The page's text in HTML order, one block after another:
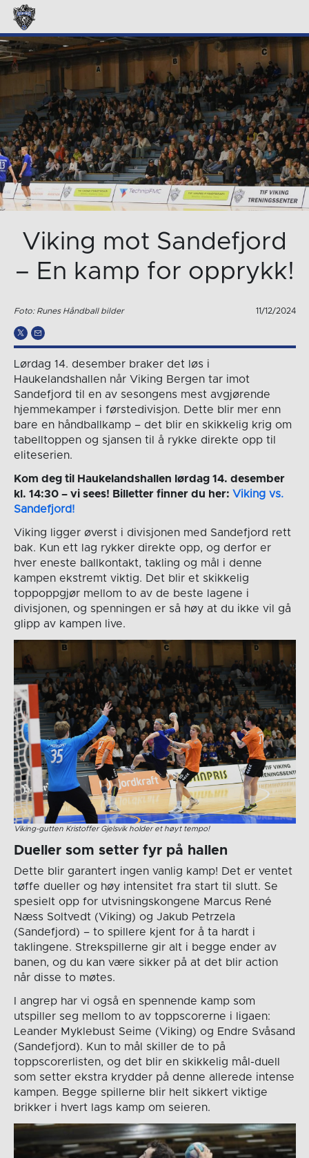
Viking mot Sandefjord
– En kamp for opprykk!
Foto: Runes Håndball bilder 11/12/2024
Lørdag 14. desember braker det løs i
Haukelandshallen når Viking Bergen tar imot
Sandefjord til en av sesongens mest avgjørende
hjemmekamper i førstedivisjon. Dette blir mer enn
bare en håndballkamp – det blir en skikkelig krig om
tabelltoppen og sjansen til å rykke direkte opp til
eliteserien.
Kom deg til Haukelandshallen lørdag 14. desember
kl. 14:30 – vi sees! Billetter finner du her: Viking vs.
Sandefjord!
Viking ligger øverst i divisjonen med Sandefjord rett
bak. Kun ett lag rykker direkte opp, og derfor er
hver eneste ballkontakt, takling og mål i denne
kampen ekstremt viktig. Det blir et skikkelig
toppoppgjør mellom to av de beste lagene i
divisjonen, og spenningen er så høy at du ikke vil gå
glipp av kampen live.
Viking-gutten Kristoffer Gjelsvik holder et høyt tempo!
Dueller som setter fyr på hallen
Dette blir garantert ingen vanlig kamp! Det er ventet
tøffe dueller og høy intensitet fra start til slutt. Se
spesielt opp for utvisningskongene Marcus René
Næss Soltvedt (Viking) og Jakub Petrzela
(Sandefjord) – to spillere kjent for å ta hardt i
taklingene. Strekspillerne gir alt i begge ender av
banen, og du kan være sikker på at det blir action
når disse to møtes.
I angrep har vi også en spennende kamp som
utspiller seg mellom to av toppscorerne i ligaen:
Leander Myklebust Seime (Viking) og Endre Svåsand
(Sandefjord). Kun to mål skiller de to på
toppscorerlisten, og det blir en skikkelig mål-duell
som setter ekstra krydder på denne allerede intense
kampen. Begge spillerne blir helt sikkert viktige
brikker i hvert lags kamp om seieren.